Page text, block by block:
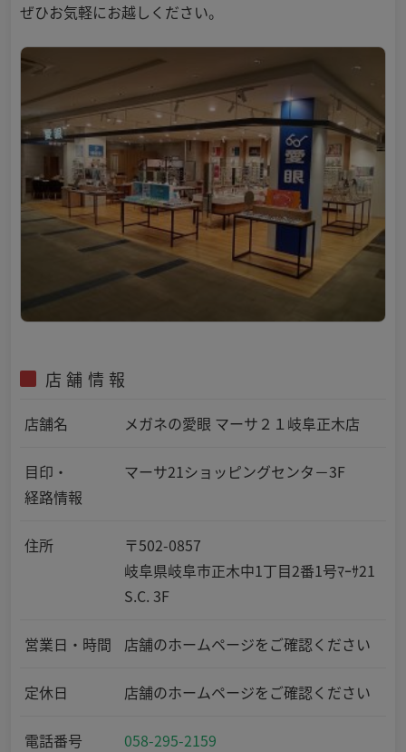
ぜひお気軽にお越しください。
店舗情報
店舗名 メガネの愛眼 マーサ２１岐阜正木店
目印・
経路情報
マーサ21ショッピングセンタ－3F
住所
〒502-0857
岐阜県岐阜市正木中1丁目2番1号ﾏｰｻ21
S.C. 3F
営業日・時間 店舗のホームページをご確認ください
定休日 店舗のホームページをご確認ください
電話番号 058-295-2159